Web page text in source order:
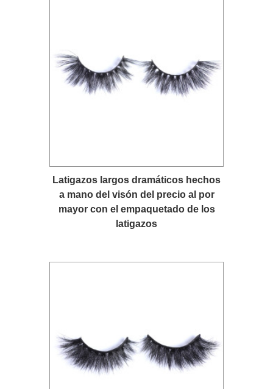
Latigazos largos dramáticos hechos
a mano del visón del precio al por
mayor con el empaquetado de los
latigazos